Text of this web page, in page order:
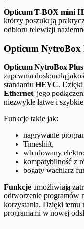
Opticum T-BOX mini
którzy poszukują
odbioru telewizji
Opticum NytroBox
Opticum NytroBox Plus
zapewnia doskonałą
standardu HEVC. Dzięki
Ethernet, jego
niezwykle łatwe i szybkie.
Funkcje takie jak:
nagrywanie
Timeshift,
wbudowany
kompatybilność z
bogaty wachlarz
Funkcje umożliwiają
odtworzenie programów
korzystania. Dzięki temu
programami w nowej